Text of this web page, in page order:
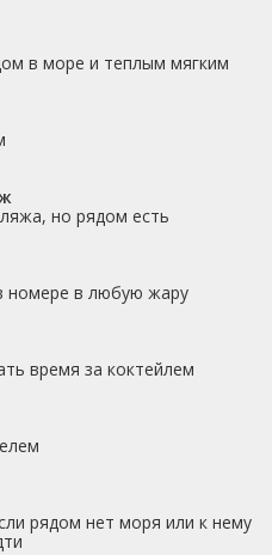
в море и теплым мягким
но рядом есть
номере в любую жару
время за коктейлем
рядом нет моря или к нему